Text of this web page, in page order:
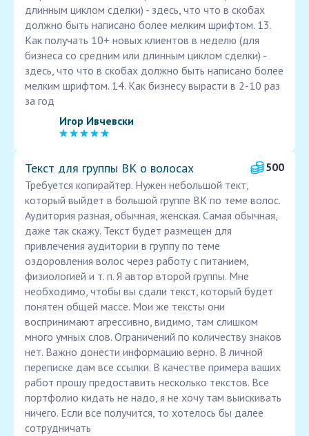
длинным циклом сделки) - здесь, что что в скобах
должно быть написано более мелким шрифтом. 13.
Как получать 10+ новых клиентов в неделю (для
бизнеса со средним или длинным циклом сделки) -
здесь, что что в скобах должно быть написано более
мелким шрифтом. 14. Как бизнесу вырасти в 2-10 раз
за год
Игор Ивчевски
Текст для группы ВК о волосах
500
Требуется копирайтер. Нужен небольшой тект,
который выйдет в большой группе ВК по теме волос.
Аудитория разная, обычная, женская. Самая обычная,
даже так скажу. Текст будет размещен для
привлечения аудитории в группу по теме
оздоровления волос через работу с питанием,
физиологией и т. п. Я автор второй группы. Мне
необходимо, чтобы вы сдали текст, который будет
понятен общей массе. Мои же тексты они
воспринимают агрессивно, видимо, там слишком
много умных слов. Ограничений по количеству знаков
нет. Важно донести информацию верно. В личной
переписке дам все ссылки. В качестве примера ваших
работ прошу предоставить несколько текстов. Все
портфолио кидать не надо, я не хочу там выискивать
ничего. Если все получится, то хотелось бы далее
сотрудничать